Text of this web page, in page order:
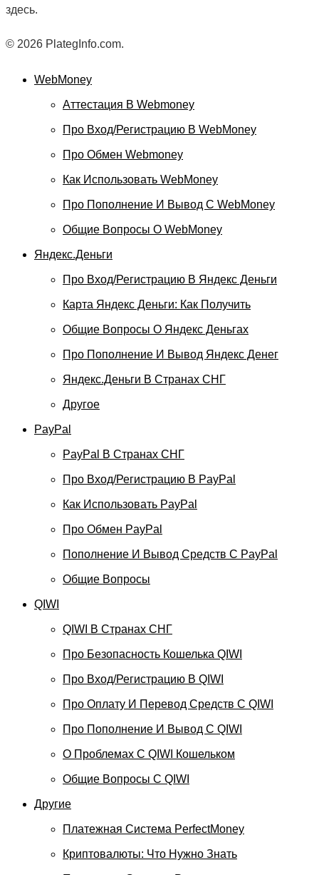
здесь.
© 2026 PlategInfo.com.
WebMoney
Аттестация В Webmoney
Про Вход/регистрацию В WebMoney
Про Обмен Webmoney
Как Использовать WebMoney
Про Пополнение И Вывод С WebMoney
Общие Вопросы О WebMoney
Яндекс.Деньги
Про Вход/регистрацию В Яндекс Деньги
Карта Яндекс Деньги: Как Получить
Общие Вопросы О Яндекс Деньгах
Про Пополнение И Вывод Яндекс Денег
Яндекс.Деньги В Странах СНГ
Другое
PayPal
PayPal В Странах СНГ
Про Вход/регистрацию В PayPal
Как Использовать PayPal
Про Обмен PayPal
Пополнение И Вывод Средств С PayPal
Общие Вопросы
QIWI
QIWI В Странах СНГ
Про Безопасность Кошелька QIWI
Про Вход/регистрацию В QIWI
Про Оплату И Перевод Средств C QIWI
Про Пополнение И Вывод С QIWI
О Проблемах С QIWI Кошельком
Общие Вопросы С QIWI
Другие
Платежная Система PerfectMoney
Криптовалюты: Что Нужно Знать